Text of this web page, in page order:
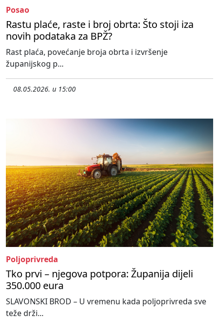
Posao
Rastu plaće, raste i broj obrta: Što stoji iza
novih podataka za BPŽ?
Rast plaća, povećanje broja obrta i izvršenje
županijskog p...
08.05.2026. u 15:00
Poljoprivreda
Tko prvi – njegova potpora: Županija dijeli
350.000 eura
SLAVONSKI BROD – U vremenu kada poljoprivreda sve
teže drži...